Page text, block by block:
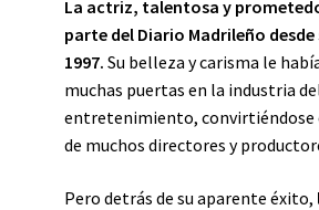
La actriz, talentosa y
parte del Diario Madrileño desde
1997. Su belleza y carisma le
muchas puertas en la industria
entretenimiento, convirtiéndose
de muchos directores y
Pero detrás de su aparente éxito,